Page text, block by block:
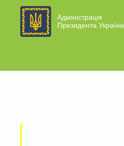
Адміністрація
Президента України